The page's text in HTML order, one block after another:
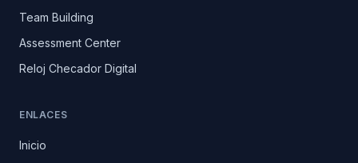
Team Building
Assessment Center
Reloj Checador Digital
ENLACES
Inicio